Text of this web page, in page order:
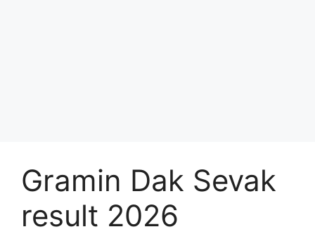
Gramin Dak Sevak
result 2026